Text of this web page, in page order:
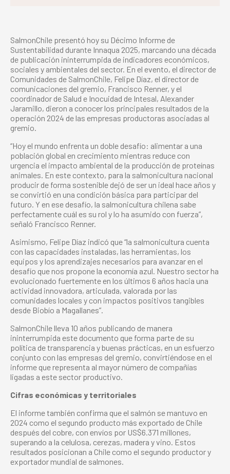
SalmonChile presentó hoy su Décimo Informe de
Sustentabilidad durante Innaqua 2025, marcando una década
de publicación ininterrumpida de indicadores económicos,
sociales y ambientales del sector. En el evento, el director de
Comunidades de SalmonChile, Felipe Díaz, el director de
comunicaciones del gremio, Francisco Renner, y el
coordinador de Salud e Inocuidad de Intesal, Alexander
Jaramillo, dieron a conocer los principales resultados de la
operación 2024 de las empresas productoras asociadas al
gremio.
“Hoy el mundo enfrenta un doble desafío: alimentar a una
población global en crecimiento mientras reduce con
urgencia el impacto ambiental de la producción de proteínas
animales. En este contexto, para la salmonicultura nacional
producir de forma sostenible dejó de ser un ideal hace años y
se convirtió en una condición básica para participar del
futuro. Y en ese desafío, la salmonicultura chilena sabe
perfectamente cuál es su rol y lo ha asumido con fuerza”,
señaló Francisco Renner.
Asimismo, Felipe Díaz indicó que “la salmonicultura cuenta
con las capacidades instaladas, las herramientas, los
equipos y los aprendizajes necesarios para avanzar en el
desafío que nos propone la economía azul. Nuestro sector ha
evolucionado fuertemente en los últimos 6 años hacia una
actividad innovadora, articulada, valorada por las
comunidades locales y con impactos positivos tangibles
desde Biobío a Magallanes”.
SalmonChile lleva 10 años publicando de manera
ininterrumpida este documento que forma parte de su
política de transparencia y buenas prácticas, en un esfuerzo
conjunto con las empresas del gremio, convirtiéndose en el
informe que representa al mayor número de compañías
ligadas a este sector productivo.
Cifras económicas y territoriales
El informe también confirma que el salmón se mantuvo en
2024 como el segundo producto más exportado de Chile
después del cobre, con envíos por US$6.371 millones,
superando a la celulosa, cerezas, madera y vino. Estos
resultados posicionan a Chile como el segundo productor y
exportador mundial de salmones.